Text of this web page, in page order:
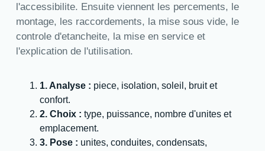
l'accessibilite. Ensuite viennent les percements, le
montage, les raccordements, la mise sous vide, le
controle d'etancheite, la mise en service et
l'explication de l'utilisation.
1. Analyse : piece, isolation, soleil, bruit et
confort.
2. Choix : type, puissance, nombre d'unites et
emplacement.
3. Pose : unites, conduites, condensats,